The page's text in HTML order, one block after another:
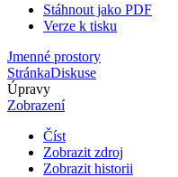
Stáhnout jako PDF
Verze k tisku
Jmenné prostory
StránkaDiskuse
Úpravy
Zobrazení
Číst
Zobrazit zdroj
Zobrazit historii